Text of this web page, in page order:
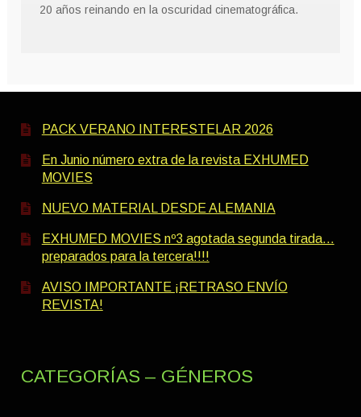
20 años reinando en la oscuridad cinematográfica.
PACK VERANO INTERESTELAR 2026
En Junio número extra de la revista EXHUMED
MOVIES
NUEVO MATERIAL DESDE ALEMANIA
EXHUMED MOVIES nº3 agotada segunda tirada…
preparados para la tercera!!!!
AVISO IMPORTANTE ¡RETRASO ENVÍO
REVISTA!
CATEGORÍAS – GÉNEROS